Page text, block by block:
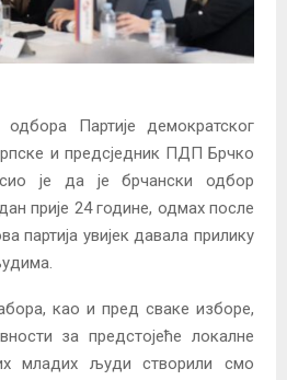
одбора Партије демократског
и предсједник ПДП Брчко
је да је брчански одбор
прије 24 године, одмах после
партија увијек давала прилику
као и пред сваке изборе,
за предстојеће локалне
младих људи створили смо